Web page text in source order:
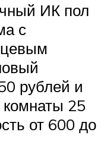
ИК пол
с
рублей и
комнаты 25
от 600 до